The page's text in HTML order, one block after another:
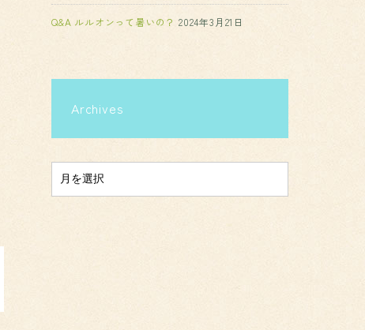
Q&A ルルオンって暑いの？ 2024年3月21日
Archives